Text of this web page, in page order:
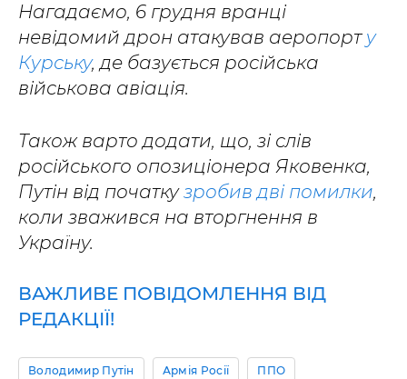
Нагадаємо, 6 грудня вранці
невідомий дрон атакував аеропорт у
Курську, де базується російська
військова авіація.
Також варто додати, що, зі слів
російського опозиціонера Яковенка,
Путін від початкузробив дві помилки,
коли зважився на вторгнення в
Україну.
ВАЖЛИВЕ ПОВІДОМЛЕННЯ ВІД
РЕДАКЦІЇ!
Володимир Путін Армія Росії ППО